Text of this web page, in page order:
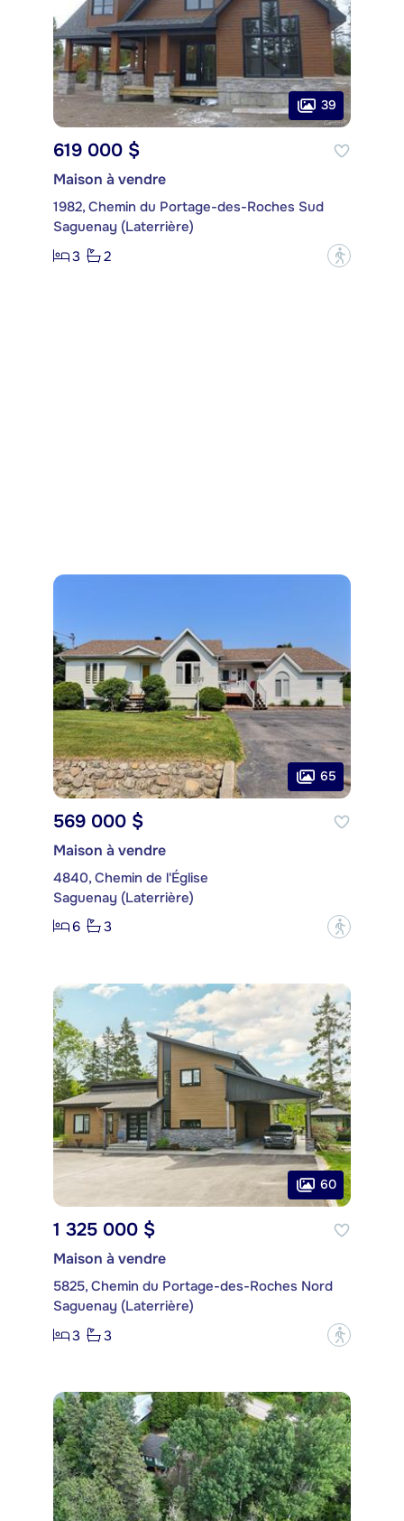
39
619 000 $
Maison à vendre
1982, Chemin du Portage-des-Roches Sud
Saguenay (Laterrière)
3
2 ?
65
569 000 $
Maison à vendre
4840, Chemin de l'Église
Saguenay (Laterrière)
6
3 ?
60
1 325 000 $
Maison à vendre
5825, Chemin du Portage-des-Roches Nord
Saguenay (Laterrière)
3
3 ?